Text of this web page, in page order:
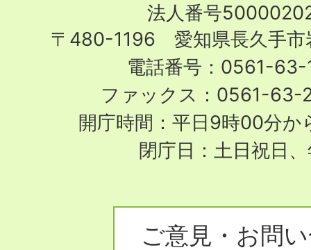
City
法人番号
〒480-1196 愛知県長久手市
電話番号：0561-63-
ファックス：0561-63-
開庁時間：平日9時00分か
閉庁日：土日祝日
ご意見・お問